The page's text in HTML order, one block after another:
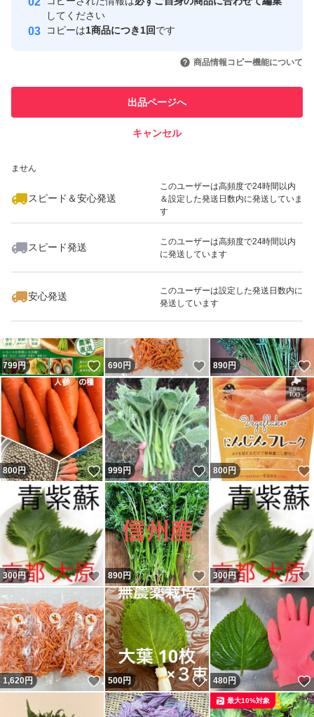
取引実績
引を完了させた実績があります
での取引実績があります
ません
スピード＆安心発送
このユーザーは高頻度で24時間以内
＆設定した発送日数内に発送していま
す
スピード発送
このユーザーは高頻度で24時間以内
に発送しています
安心発送
このユーザーは設定した発送日数内に
発送しています
してください
コピーは1商品につき1回です
商品情報コピー機能について
出品ページへ
キャンセル
いいね！
630
799円 いいね！
690円 いいね！
890円
800円 いいね！
999円 いいね！
800円
300円 いいね！
890円 いいね！
300円
1,620円 いいね！
500円 いいね！
480円
最大10%対象